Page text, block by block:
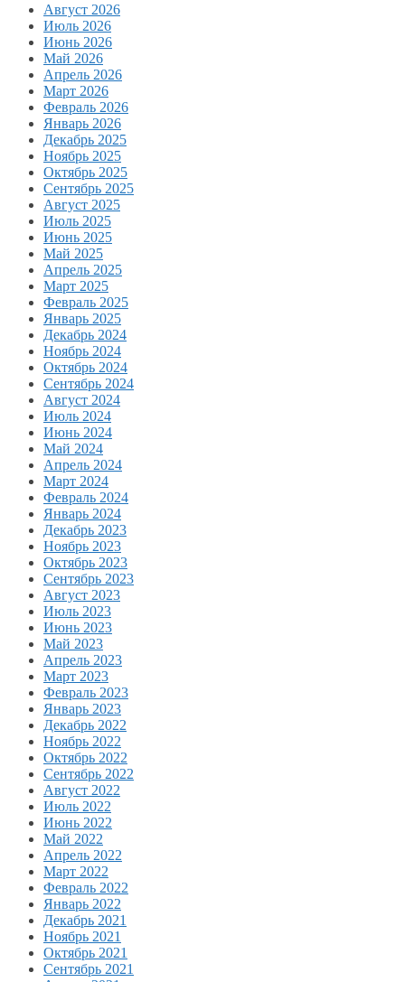
Август 2026
Июль 2026
Июнь 2026
Май 2026
Апрель 2026
Март 2026
Февраль 2026
Январь 2026
Декабрь 2025
Ноябрь 2025
Октябрь 2025
Сентябрь 2025
Август 2025
Июль 2025
Июнь 2025
Май 2025
Апрель 2025
Март 2025
Февраль 2025
Январь 2025
Декабрь 2024
Ноябрь 2024
Октябрь 2024
Сентябрь 2024
Август 2024
Июль 2024
Июнь 2024
Май 2024
Апрель 2024
Март 2024
Февраль 2024
Январь 2024
Декабрь 2023
Ноябрь 2023
Октябрь 2023
Сентябрь 2023
Август 2023
Июль 2023
Июнь 2023
Май 2023
Апрель 2023
Март 2023
Февраль 2023
Январь 2023
Декабрь 2022
Ноябрь 2022
Октябрь 2022
Сентябрь 2022
Август 2022
Июль 2022
Июнь 2022
Май 2022
Апрель 2022
Март 2022
Февраль 2022
Январь 2022
Декабрь 2021
Ноябрь 2021
Октябрь 2021
Сентябрь 2021